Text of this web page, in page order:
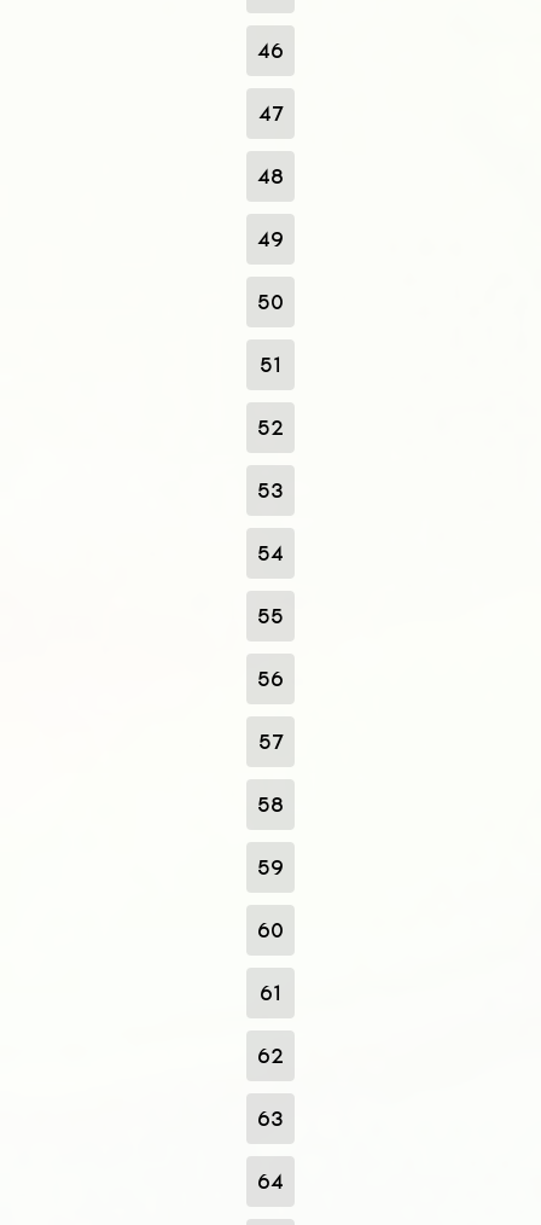
46
47
48
49
50
51
52
53
54
55
56
57
58
59
60
61
62
63
64